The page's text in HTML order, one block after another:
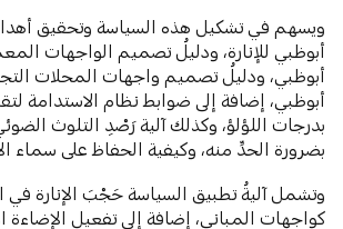
ويسهم في تشكيل هذه السياسة وتحقيق
أبوظبي للإنارة، ودليلُ تصميم الواجهات
أبوظبي، ودليلُ تصميم واجهات المحلات
أبوظبي، إضافة إلى ضوابط نظام الاستدامة
بدرجات اللؤلؤ، وكذلك آلية رَصْدِ التلوث
بضرورة الحدِّ منه، وكيفية الحفاظ على سماء
وتشمل آليةُ تطبيق السياسة حَجْبَ الإنارة في
كواجهات المباني، إضافة إلى تفعيل الإضاءة